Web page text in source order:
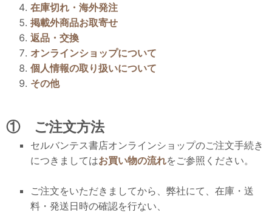
在庫切れ・海外発注
掲載外商品お取寄せ
返品・交換
オンラインショップについて
個人情報の取り扱いについて
その他
① ご注文方法
セルバンテス書店オンラインショップのご注文手続き
につきましてはお買い物の流れをご参照ください。
ご注文をいただきましてから、弊社にて、在庫・送
料・発送日時の確認を行ない、